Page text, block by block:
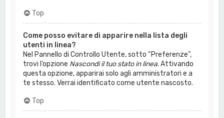
Top
Come posso evitare di apparire nella lista degli
utenti in linea?
Nel Pannello di Controllo Utente, sotto “Preferenze”,
trovi l’opzione Nascondi il tuo stato in linea. Attivando
questa opzione, apparirai solo agli amministratori e a
te stesso. Verrai identificato come utente nascosto.
Top